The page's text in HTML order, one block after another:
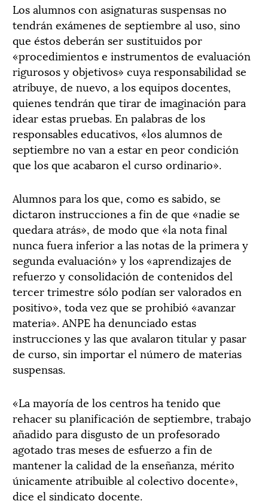
Los alumnos con asignaturas suspensas no
tendrán exámenes de septiembre al uso, sino
que éstos deberán ser sustituidos por
«procedimientos e instrumentos de evaluación
rigurosos y objetivos» cuya responsabilidad se
atribuye, de nuevo, a los equipos docentes,
quienes tendrán que tirar de imaginación para
idear estas pruebas. En palabras de los
responsables educativos, «los alumnos de
septiembre no van a estar en peor condición
que los que acabaron el curso ordinario».
Alumnos para los que, como es sabido, se
dictaron instrucciones a fin de que «nadie se
quedara atrás», de modo que «la nota final
nunca fuera inferior a las notas de la primera y
segunda evaluación» y los «aprendizajes de
refuerzo y consolidación de contenidos del
tercer trimestre sólo podían ser valorados en
positivo», toda vez que se prohibió «avanzar
materia». ANPE ha denunciado estas
instrucciones y las que avalaron titular y pasar
de curso, sin importar el número de materias
suspensas.
«La mayoría de los centros ha tenido que
rehacer su planificación de septiembre, trabajo
añadido para disgusto de un profesorado
agotado tras meses de esfuerzo a fin de
mantener la calidad de la enseñanza, mérito
únicamente atribuible al colectivo docente»,
dice el sindicato docente.